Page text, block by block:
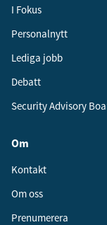
I Fokus
Personalnytt
Lediga jobb
Debatt
Security Advisory
Om
Kontakt
Om oss
Prenumerera